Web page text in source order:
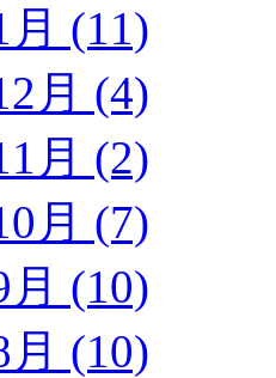
月 (11)
月 (4)
月 (2)
月 (7)
月 (10)
月 (10)